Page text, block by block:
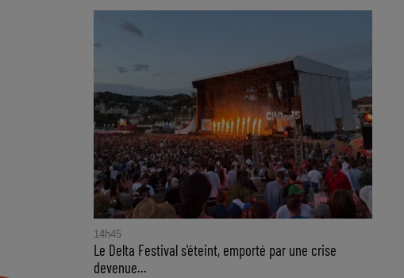
14h45
Le Delta Festival s'éteint, emporté par une crise
devenue...